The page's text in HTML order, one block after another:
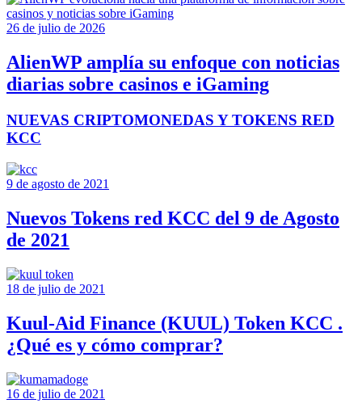
26 de julio de 2026
AlienWP amplía su enfoque con noticias
diarias sobre casinos e iGaming
NUEVAS CRIPTOMONEDAS Y TOKENS RED
KCC
9 de agosto de 2021
Nuevos Tokens red KCC del 9 de Agosto
de 2021
18 de julio de 2021
Kuul-Aid Finance (KUUL) Token KCC .
¿Qué es y cómo comprar?
16 de julio de 2021